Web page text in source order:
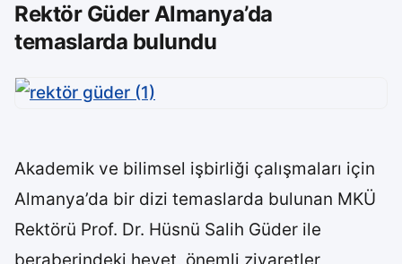
Rektör Güder Almanya’da
temaslarda bulundu
Akademik ve bilimsel işbirliği çalışmaları için
Almanya’da bir dizi temaslarda bulunan MKÜ
Rektörü Prof. Dr. Hüsnü Salih Güder ile